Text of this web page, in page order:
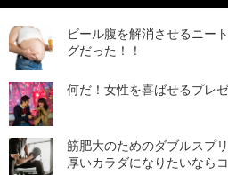
ビール腹を解消させるニー
グだった！！
何だ！女性を喜ばせるプレ
筋肥大のためのダブルスプ
厚いカラダになりたいなら